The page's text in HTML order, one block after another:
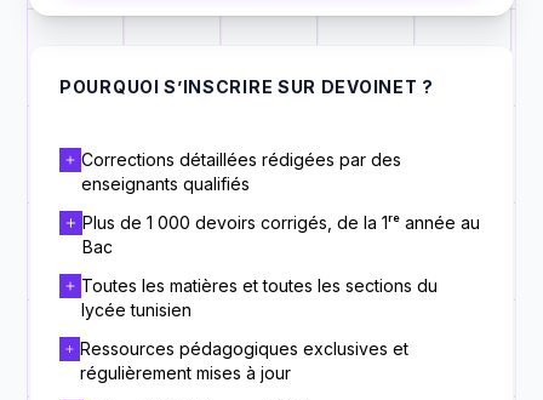
POURQUOI S’INSCRIRE SUR DEVOINET ?
Corrections détaillées rédigées par des
enseignants qualifiés
Plus de 1 000 devoirs corrigés, de la 1ʳᵉ année au
Bac
Toutes les matières et toutes les sections du
lycée tunisien
Ressources pédagogiques exclusives et
régulièrement mises à jour